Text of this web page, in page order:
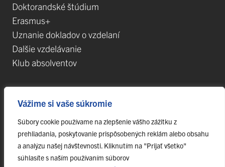
Vážime si vaše súkromie
Súbory cookie používame na zlepšenie vášho zážitku z
prehliadania, poskytovanie prispôsobených reklám alebo obsahu
a analýzu našej návštevnosti. Kliknutím na "Prijať všetko"
súhlasíte s naším používaním súborov
Doktorandské štúdium
Erasmus+
Uznanie dokladov o vzdelaní
Dalšie vzdelávanie
Klub absolventov
Veda
Postdoktorandské pozíce
Projekty
Špičkové tímy